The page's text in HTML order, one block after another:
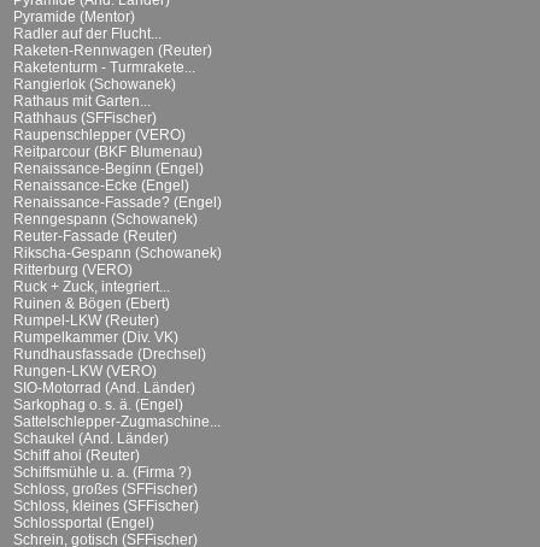
Pyramide (Mentor)
Radler auf der Flucht...
Raketen-Rennwagen (Reuter)
Raketenturm - Turmrakete...
Rangierlok (Schowanek)
Rathaus mit Garten...
Rathhaus (SFFischer)
Raupenschlepper (VERO)
Reitparcour (BKF Blumenau)
Renaissance-Beginn (Engel)
Renaissance-Ecke (Engel)
Renaissance-Fassade? (Engel)
Renngespann (Schowanek)
Reuter-Fassade (Reuter)
Rikscha-Gespann (Schowanek)
Ritterburg (VERO)
Ruck + Zuck, integriert...
Ruinen & Bögen (Ebert)
Rumpel-LKW (Reuter)
Rumpelkammer (Div. VK)
Rundhausfassade (Drechsel)
Rungen-LKW (VERO)
SIO-Motorrad (And. Länder)
Sarkophag o. s. ä. (Engel)
Sattelschlepper-Zugmaschine...
Schaukel (And. Länder)
Schiff ahoi (Reuter)
Schiffsmühle u. a. (Firma ?)
Schloss, großes (SFFischer)
Schloss, kleines (SFFischer)
Schlossportal (Engel)
Schrein, gotisch (SFFischer)